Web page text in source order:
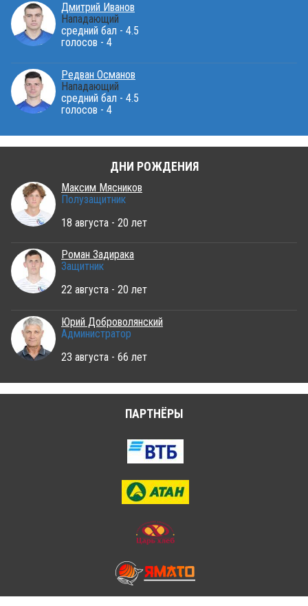
Дмитрий Иванов
Нападающий
средний бал - 4.5
голосов - 4
Редван Османов
Нападающий
средний бал - 4.5
голосов - 4
ДНИ РОЖДЕНИЯ
Максим Мясников
Полузащитник
18 августа - 20 лет
Роман Задирака
Защитник
22 августа - 20 лет
Юрий Доброволянский
Администратор
23 августа - 66 лет
ПАРТНЁРЫ